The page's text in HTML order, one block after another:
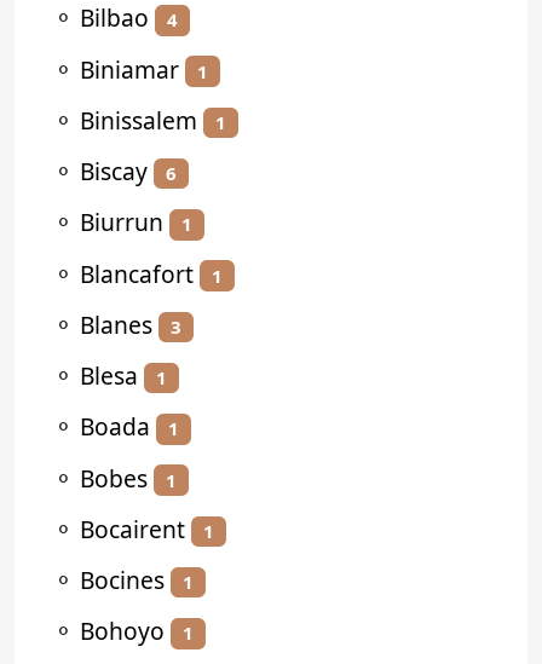
⚬ Bilbao 4
⚬ Biniamar 1
⚬ Binissalem 1
⚬ Biscay 6
⚬ Biurrun 1
⚬ Blancafort 1
⚬ Blanes 3
⚬ Blesa 1
⚬ Boada 1
⚬ Bobes 1
⚬ Bocairent 1
⚬ Bocines 1
⚬ Bohoyo 1